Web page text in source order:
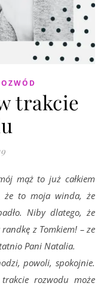
trakcie
mąż to już całkiem
że to moja winda, że
Niby dlatego, że
z Tomkiem! – ze
Pani Natalia.
powoli, spokojnie.
rozwodu może